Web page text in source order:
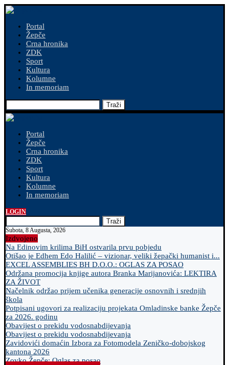
Portal
Žepče
Crna hronika
ZDK
Sport
Kultura
Kolumne
In memoriam
Traži
Portal
Žepče
Crna hronika
ZDK
Sport
Kultura
Kolumne
In memoriam
LOGIN
Traži
Subota, 8 Augusta, 2026
Izdvojeno
Na Edinovim krilima BiH ostvarila prvu pobjedu
Otišao je Edhem Edo Halilić – vizionar, veliki žepački humanist i...
EXCEL ASSEMBLIES BH D.O.O.: OGLAS ZA POSAO
Održana promocija knjige autora Branka Marijanovića: LEKTIRA
ZA ŽIVOT
Načelnik održao prijem učenika generacije osnovnih i srednjih
škola
Potpisani ugovori za realizaciju projekata Omladinske banke Žepče
za 2026. godinu
Obavijest o prekidu vodosnabdijevanja
Obavijest o prekidu vodosnabdijevanja
Zavidovići domaćin Izbora za Fotomodela Zeničko-dobojskog
kantona 2026
Zovko Žepče: Oglas za posao